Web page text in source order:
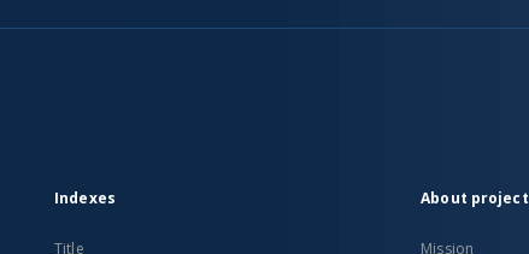
Indexes
Title
About project
Mission